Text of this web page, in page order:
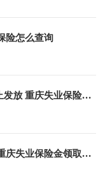
险怎么查询
2023重庆失业保险金什么情况下会停止发放 重庆失业保险可以领取多久
2023重庆失业保险金领取条件和标准 重庆失业保险金领取条件